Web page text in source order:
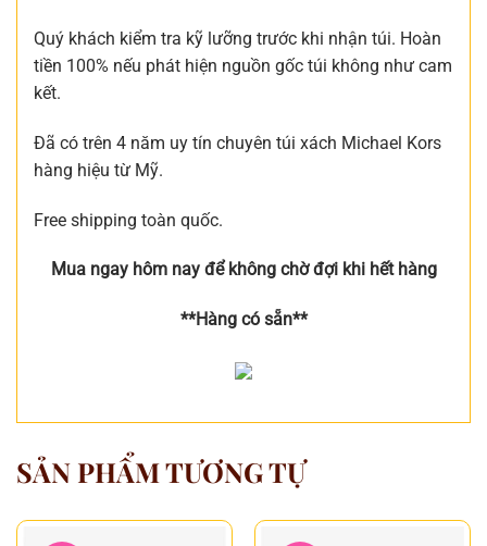
Quý khách kiểm tra kỹ lưỡng trước khi nhận túi. Hoàn
tiền 100% nếu phát hiện nguồn gốc túi không như cam
kết.
Đã có trên 4 năm uy tín chuyên túi xách Michael Kors
hàng hiệu từ Mỹ.
Free shipping toàn quốc.
Mua ngay hôm nay để không chờ đợi khi hết hàng
**Hàng có sẵn**
SẢN PHẨM TƯƠNG TỰ